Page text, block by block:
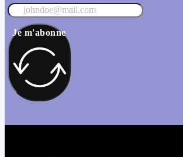
Je m'abonne